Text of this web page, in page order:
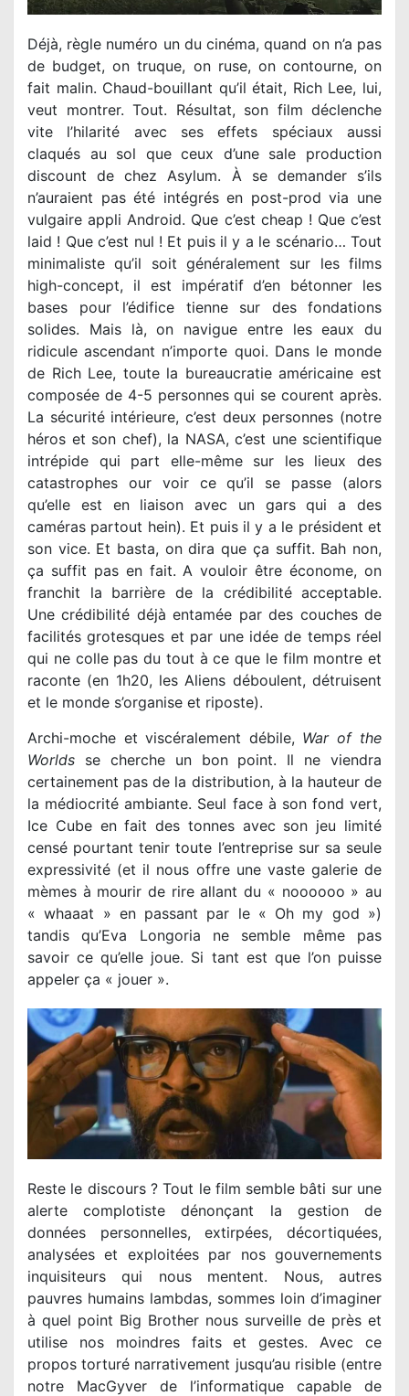
Déjà, règle numéro un du cinéma, quand on n’a pas
de budget, on truque, on ruse, on contourne, on
fait malin. Chaud-bouillant qu’il était, Rich Lee, lui,
veut montrer. Tout. Résultat, son film déclenche
vite l’hilarité avec ses effets spéciaux aussi
claqués au sol que ceux d’une sale production
discount de chez Asylum. À se demander s’ils
n’auraient pas été intégrés en post-prod via une
vulgaire appli Android. Que c’est cheap ! Que c’est
laid ! Que c’est nul ! Et puis il y a le scénario… Tout
minimaliste qu’il soit généralement sur les films
high-concept, il est impératif d’en bétonner les
bases pour l’édifice tienne sur des fondations
solides. Mais là, on navigue entre les eaux du
ridicule ascendant n’importe quoi. Dans le monde
de Rich Lee, toute la bureaucratie américaine est
composée de 4-5 personnes qui se courent après.
La sécurité intérieure, c’est deux personnes (notre
héros et son chef), la NASA, c’est une scientifique
intrépide qui part elle-même sur les lieux des
catastrophes our voir ce qu’il se passe (alors
qu’elle est en liaison avec un gars qui a des
caméras partout hein). Et puis il y a le président et
son vice. Et basta, on dira que ça suffit. Bah non,
ça suffit pas en fait. A vouloir être économe, on
franchit la barrière de la crédibilité acceptable.
Une crédibilité déjà entamée par des couches de
facilités grotesques et par une idée de temps réel
qui ne colle pas du tout à ce que le film montre et
raconte (en 1h20, les Aliens déboulent, détruisent
et le monde s’organise et riposte).
Archi-moche et viscéralement débile, War of the
Worlds se cherche un bon point. Il ne viendra
certainement pas de la distribution, à la hauteur de
la médiocrité ambiante. Seul face à son fond vert,
Ice Cube en fait des tonnes avec son jeu limité
censé pourtant tenir toute l’entreprise sur sa seule
expressivité (et il nous offre une vaste galerie de
mèmes à mourir de rire allant du « noooooo » au
« whaaat » en passant par le « Oh my god »)
tandis qu’Eva Longoria ne semble même pas
savoir ce qu’elle joue. Si tant est que l’on puisse
appeler ça « jouer ».
Reste le discours ? Tout le film semble bâti sur une
alerte complotiste dénonçant la gestion de
données personnelles, extirpées, décortiquées,
analysées et exploitées par nos gouvernements
inquisiteurs qui nous mentent. Nous, autres
pauvres humains lambdas, sommes loin d’imaginer
à quel point Big Brother nous surveille de près et
utilise nos moindres faits et gestes. Avec ce
propos torturé narrativement jusqu’au risible (entre
notre MacGyver de l’informatique capable de